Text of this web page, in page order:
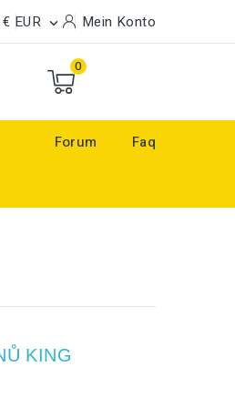
€ EUR  Mein Konto
0
Forum Faq
KING